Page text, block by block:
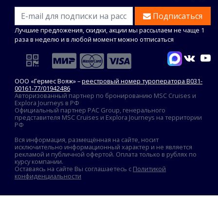
Подписаться
Лучшие предложения, скидки, акции мы рассылаем не чаще 1
раза в неделю и в любой момент можно отписаться
ООО «Гермес Вояж» –реестровый номер туроператора В031-
00161-77/01942486
Авторизованный партнер по бронированию MSC Cruises и
Explora Journeys в РФ
Официальный партнер PAC Group, генерального
представителя MSC Cruises и Explora Journeys на территории
РФ
Вся информация, размещённая на сайте, носит
исключительно информационный характер и не является
рекламой и публичной офертой. Оплата только в рублях по
курсу компании.
Оставаясь на сайте Вы соглашаетесь с Политикой
конфиденциальности